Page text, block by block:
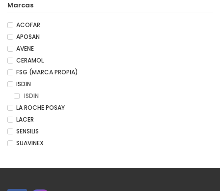
Marcas
ACOFAR
APOSAN
AVENE
CERAMOL
FSG (MARCA PROPIA)
ISDIN
ISDIN
LA ROCHE POSAY
LACER
SENSILIS
SUAVINEX